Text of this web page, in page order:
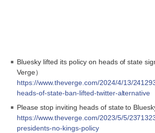
Bluesky lifted its policy on heads of state
Verge）
https://www.theverge.com/2024/4/13/
heads-of-state-ban-lifted-twitter-alternative
Please stop inviting heads of state to
https://www.theverge.com/2023/5/5/
presidents-no-kings-policy